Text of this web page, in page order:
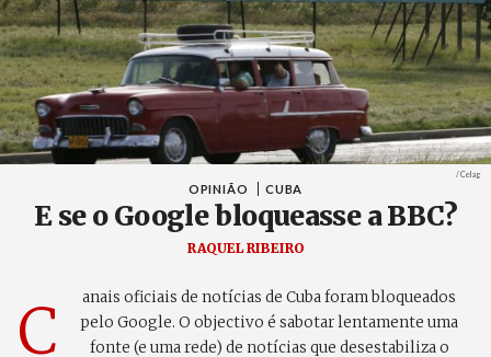
Créditos
/ Celag
OPINIÃO CUBA
E se o Google bloqueasse a BBC?
RAQUEL RIBEIRO
C
anais oficiais de notícias de Cuba foram bloqueados
pelo Google. O objectivo é sabotar lentamente uma
fonte (e uma rede) de notícias que desestabiliza o